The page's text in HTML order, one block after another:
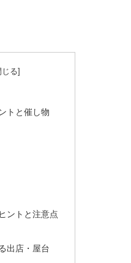
トと催し物
ントと注意点
出店・屋台